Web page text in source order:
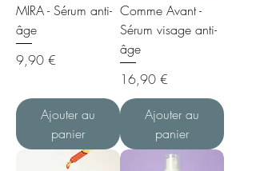
MIRA - Sérum anti-
âge
Prix
9,90 €
Ajouter au
panier
Comme Avant -
Sérum visage anti-
âge
Prix
16,90 €
Ajouter au
panier